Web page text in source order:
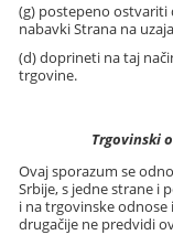
(g) postepeno ostvariti
nabavki Strana na
(d) doprineti na taj
trgovine.
Trgovinski
Ovaj sporazum se
Srbije, s jedne strane i
i na trgovinske odnose
drugačije ne predvidi